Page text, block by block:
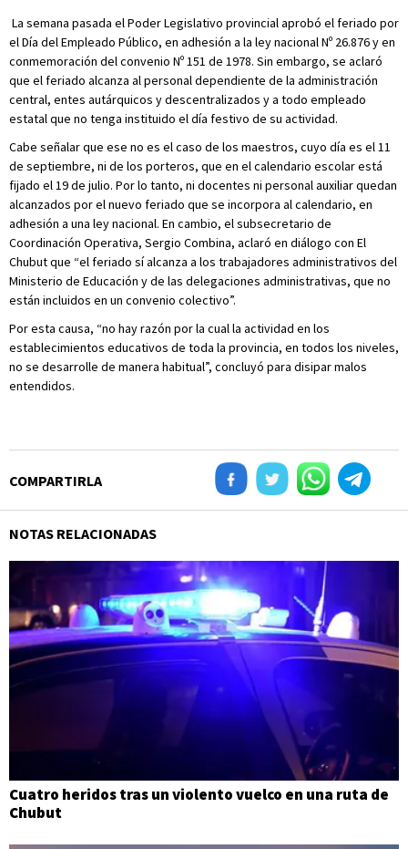
La semana pasada el Poder Legislativo provincial aprobó el feriado por
el Día del Empleado Público, en adhesión a la ley nacional Nº 26.876 y en
conmemoración del convenio Nº 151 de 1978. Sin embargo, se aclaró
que el feriado alcanza al personal dependiente de la administración
central, entes autárquicos y descentralizados y a todo empleado
estatal que no tenga instituido el día festivo de su actividad.
Cabe señalar que ese no es el caso de los maestros, cuyo día es el 11
de septiembre, ni de los porteros, que en el calendario escolar está
fijado el 19 de julio. Por lo tanto, ni docentes ni personal auxiliar quedan
alcanzados por el nuevo feriado que se incorpora al calendario, en
adhesión a una ley nacional. En cambio, el subsecretario de
Coordinación Operativa, Sergio Combina, aclaró en diálogo con El
Chubut que “el feriado sí alcanza a los trabajadores administrativos del
Ministerio de Educación y de las delegaciones administrativas, que no
están incluidos en un convenio colectivo”.
Por esta causa, “no hay razón por la cual la actividad en los
establecimientos educativos de toda la provincia, en todos los niveles,
no se desarrolle de manera habitual”, concluyó para disipar malos
entendidos.
COMPARTIRLA
NOTAS RELACIONADAS
Cuatro heridos tras un violento vuelco en una ruta de
Chubut